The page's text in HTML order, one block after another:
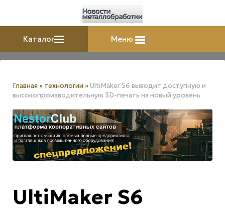
Каталог Меню
Главная » технологии »UltiMaker S6 выводит доступную и
высокопроизводительную 3D-печать на новый уровень
UltiMaker S6